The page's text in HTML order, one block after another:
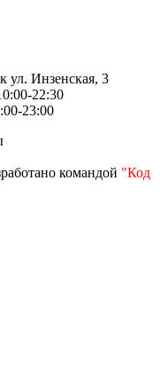
ул. Инзенская, 3
22:30
23:00
командой "Код